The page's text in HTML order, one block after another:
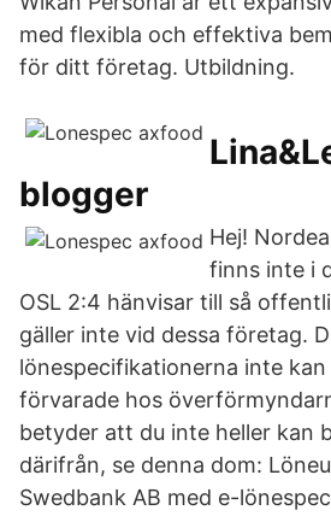
med flexibla och effektiva
för ditt företag. Utbildning.
blogger
Hej!
finns inte i
OSL 2:4 hänvisar till så
gäller inte vid dessa företag.
lönespecifikationerna inte kan
förvarade hos
betyder att du inte heller kan
därifrån, se denna dom:
Swedbank AB med e-